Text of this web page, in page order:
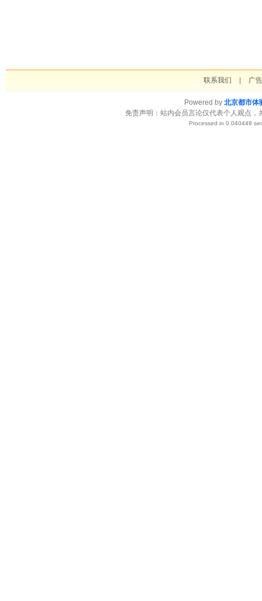
联系我们 广
Powered by 北京都市体
免责声明：站内会员言论仅代表个人观点
Processed in 0.040449